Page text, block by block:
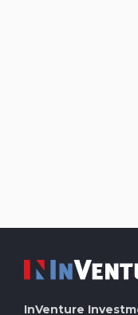
InVenture